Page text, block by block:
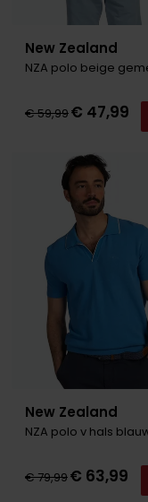
New Zealand
€ 59,99€ 47,99
New Zealand
€ 79,99€ 63,99